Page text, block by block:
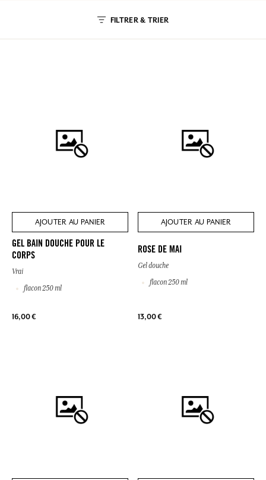
FILTRER & TRIER
AJOUTER AU PANIER
GEL BAIN DOUCHE POUR LE
CORPS
Vrai
flacon 250 ml
16,00 €
AJOUTER AU PANIER
ROSE DE MAI
Gel douche
flacon 250 ml
13,00 €